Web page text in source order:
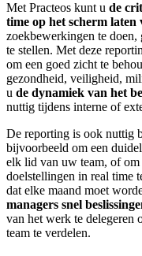
Met Practeos kunt u de
time op het scherm laten
zoekbewerkingen te doen,
te stellen. Met deze
om een goed zicht te
gezondheid, veiligheid,
u de dynamiek van het
nuttig tijdens interne of
De reporting is ook nuttig
bijvoorbeeld om een
elk lid van uw team, of om
doelstellingen in real time
dat elke maand moet
managers snel
van het werk te delegeren
team te verdelen.